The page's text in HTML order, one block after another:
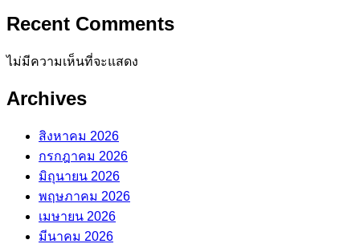
Recent Comments
ไม่มีความเห็นที่จะแสดง
Archives
สิงหาคม 2026
กรกฎาคม 2026
มิถุนายน 2026
พฤษภาคม 2026
เมษายน 2026
มีนาคม 2026